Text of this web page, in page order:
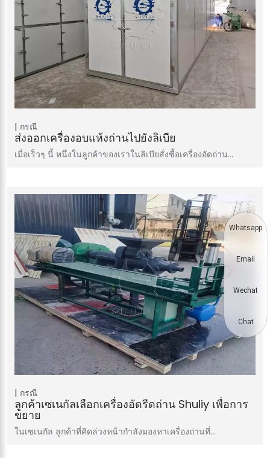
กรณี
ส่งออกเครื่องอบแห้งถ่านไปยังลิเบีย
เมื่อเร็วๆ นี้ หนึ่งในลูกค้าของเราในลิเบียสั่งซื้อเครื่องอัดถ่าน…
กรณี
ลูกค้าเซเนกัลเลือกเครื่องอัดรีดถ่าน Shuliy เพื่อการ
ขยาย
ในเซเนกัล ลูกค้าที่คิดล่วงหน้ากำลังมองหาเครื่องถ่านที่…
Whatsapp
Email
Wechat
Chat